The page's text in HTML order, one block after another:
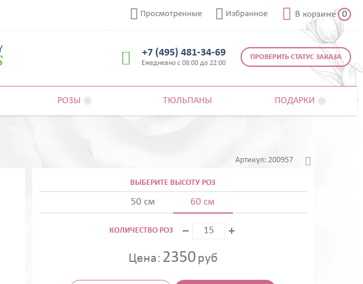
 +7 (495) 481-34-69
Ежедневно с 08:00 до 22:00
 Просмотренные  Избранное  В корзине 0
ПРОВЕРИТЬ СТАТУС ЗАКАЗА
РОЗЫ ТЮЛЬПАНЫ ПОДАРКИ
Артикул: 200957
ВЫБЕРИТЕ ВЫСОТУ РОЗ
50 см 60 см
КОЛИЧЕСТВО РОЗ
Цена: 2350руб
